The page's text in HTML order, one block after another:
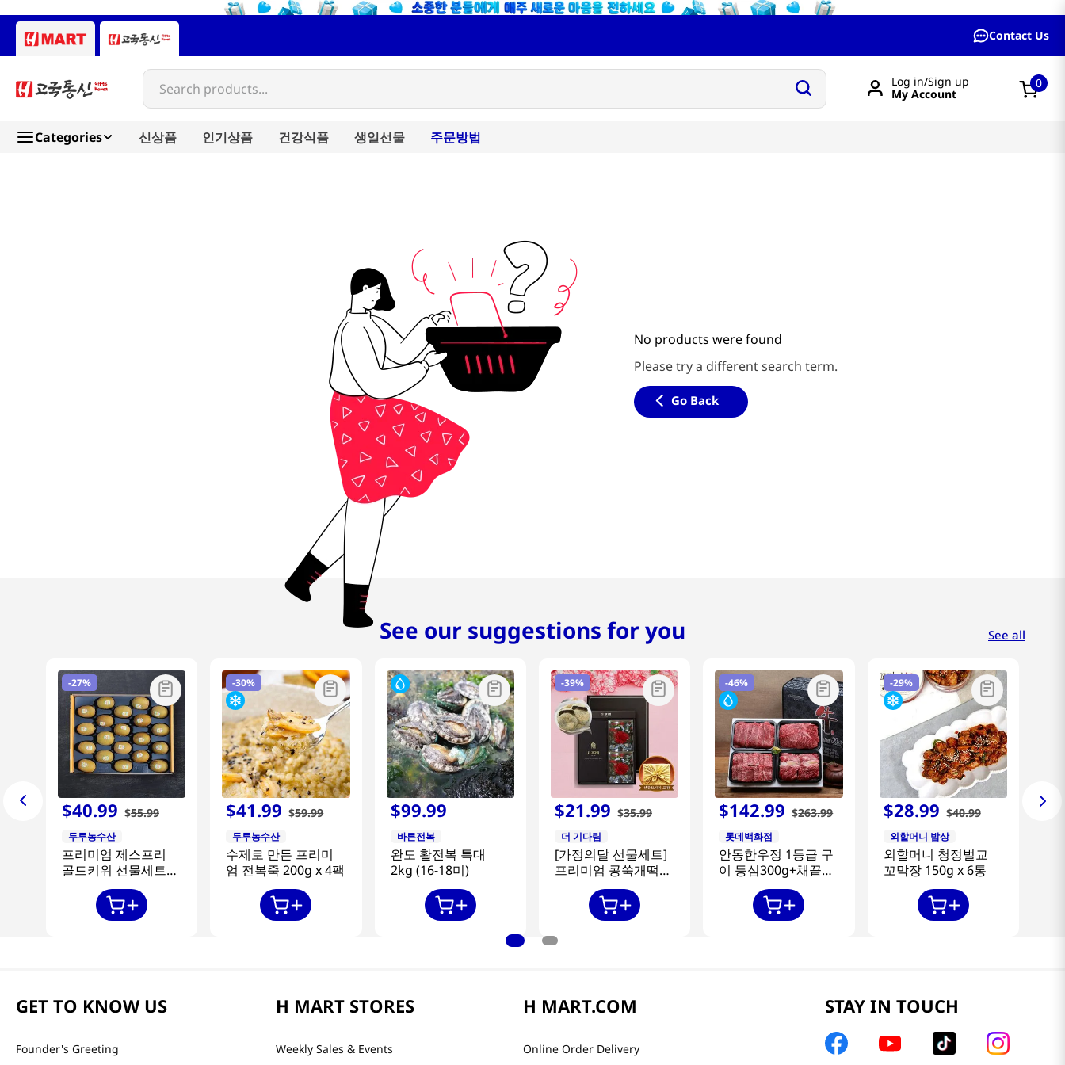
Contact Us
Search products...
Log in/Sign up
My Account
0
Categories 신상품 인기상품 건강식품 생일선물 주문방법
No products were found
Please try a different search term.
Go Back
See our suggestions for you
-27%
$40.99 $55.99
두루농수산
프리미엄 제스프리
골드키위 선물세트
-30%
$41.99 $59.99
두루농수산
수제로 만든 프리미
엄 전복죽 200g x 4팩
$99.99
바른전복
완도 활전복 특대
2kg (16-18미)
-39%
$21.99 $35.99
더 기다림
[가정의달 선물세트]
프리미엄 콩쑥개떡
840g + 카네이션 2개
-46%
$142.99 $263.99
롯데백화점
안동한우정 1등급 구
이 등심300g+채끝
300g+특수부위
300g+갈비살300g
-29%
$28.99 $40.99
외할머니 밥상
외할머니 청정벌교
꼬막장 150g x 6통
See all
GET TO KNOW US
Founder's Greeting
H MART STORES
Weekly Sales & Events
H MART.COM
Online Order Delivery
STAY IN TOUCH